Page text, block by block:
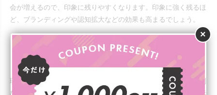
×
会が増えるので、印象に残りやすくなります。印象に強く残るほ
ど、ブランディングや認知拡大などの効果も高まるでしょう。
「オーガニック」の表示だけで選ばない
現在、日本では、「オーガニック」と表示することに関する規制
などがありません。そのため、商品名に「オーガニック」と表示